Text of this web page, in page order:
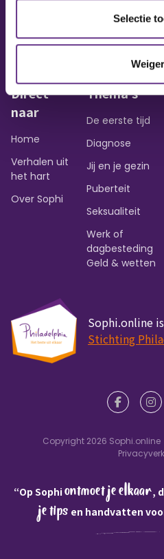
Selectie
Heb je een vraag of wil je iets
Contact opnemen
Direct
naar
Home
Verhalen uit
het hart
Over Sophi
Thema's
De eerste tijd
Diagnose
Jij en je gezin
Puberteit
Seksualiteit
Werk of
dagbesteding
Geld & wetten
Sophi.online
Stichting
Copyright 2026 Sophi.online
“Op Sophiontmoet je elkaar,
je tips en handvatten